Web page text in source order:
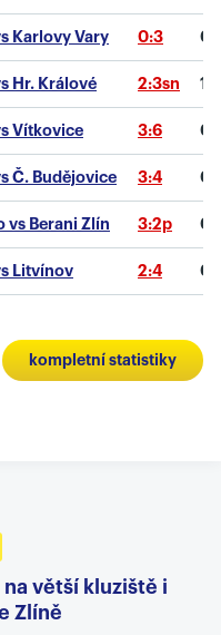
Karlovy Vary 0:3 0
Hr. Králové 2:3sn 1
Vítkovice 3:6 0
Č. Budějovice 3:4 0
vs Berani Zlín 3:2p 0
Litvínov 2:4 0
kompletní statistiky
na větší kluziště i
Zlíně